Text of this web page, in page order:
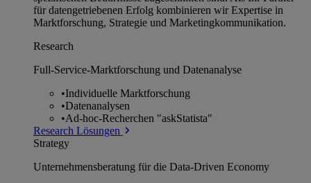
für datengetriebenen Erfolg kombinieren wir Expertise in
Marktforschung, Strategie und Marketingkommunikation.
Research
Full-Service-Marktforschung und Datenanalyse
•Individuelle Marktforschung
•Datenanalysen
•Ad-hoc-Recherchen "askStatista"
Research Lösungen
Strategy
Unternehmens­beratung für die Data-Driven Economy